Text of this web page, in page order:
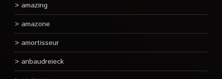
amazing
amazone
amortisseur
anbaudreieck